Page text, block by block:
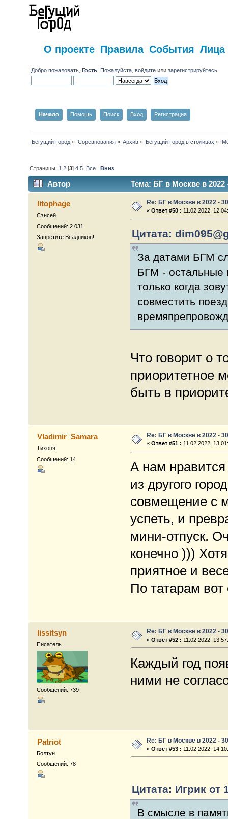
О проекте Правила События Лица
Добро пожаловать,Гость . Пожалуйста,войдите илизарегистрируйтесь
Начало Помощь Поиск Вход Регистрация
Бегущий Город » Соревнования» Архив » Бегущий Город в столицах »
Страницы: 1 2 [3]4 5 Все Вниз
Автор Тема: БГ в Москве в 2022
litophage
Сэнсей
Сообщений: 2 031
Запретите Всадников!
Re: БГ в Москве в 2022 -
«Ответ #50 : 11.02.2022,
Цитата:
За датами БГМ
БГМ - остальные
только когда
совместить
Что говорит о
приоритетное
быть в
Vladimir_Samara
Тихоня
Сообщений: 14
Re: БГ в Москве в 2022 -
«Ответ #51 : 11.02.2022,
А нам
из другого
совмещение с
успеть, и
мини-отпуск.
конечно )))
приятное и
По татарам
lissitsyn
Писатель
Сообщений: 739
Re: БГ в Москве в 2022 -
«Ответ #52 : 11.02.2022,
Каждый год
ними не
Patriot
Болтун
Сообщений: 78
Re: БГ в Москве в 2022 -
«Ответ #53 : 11.02.2022,
Цитата: Игрик от
В смысле в